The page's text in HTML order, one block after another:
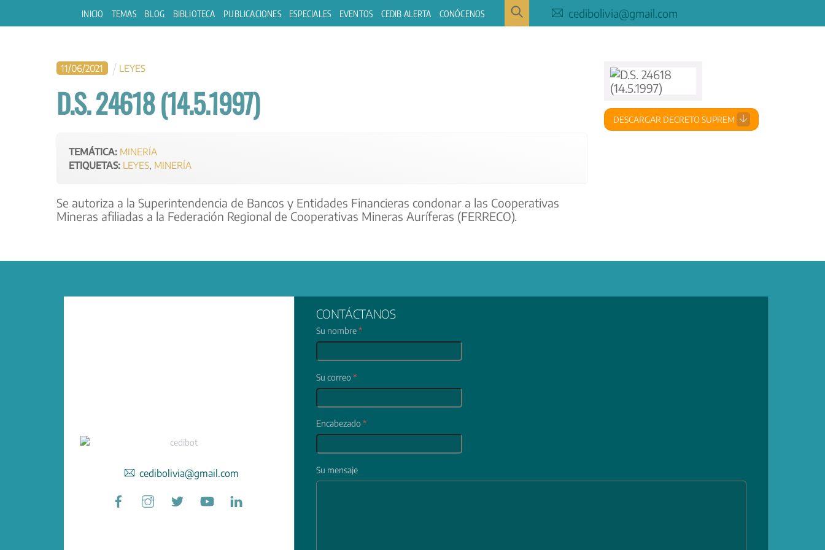
INICIO TEMAS BLOG BIBLIOTECA PUBLICACIONES ESPECIALES EVENTOS CEDIB ALERTA CONÓCENOS cedibolivia@gmail.com
11/06/2021 LEYES
D.S. 24618 (14.5.1997)
TEMÁTICA: MINERÍA
ETIQUETAS: LEYES, MINERÍA
Se autoriza a la Superintendencia de Bancos y Entidades Financieras condonar a las Cooperativas
Mineras afiliadas a la Federación Regional de Cooperativas Mineras Auríferas (FERRECO).
DESCARGAR DECRETO SUPREM
cedibolivia@gmail.com
Facebook
CONTÁCTANOS
Su nombre*
Su correo *
Encabezado *
Su mensaje